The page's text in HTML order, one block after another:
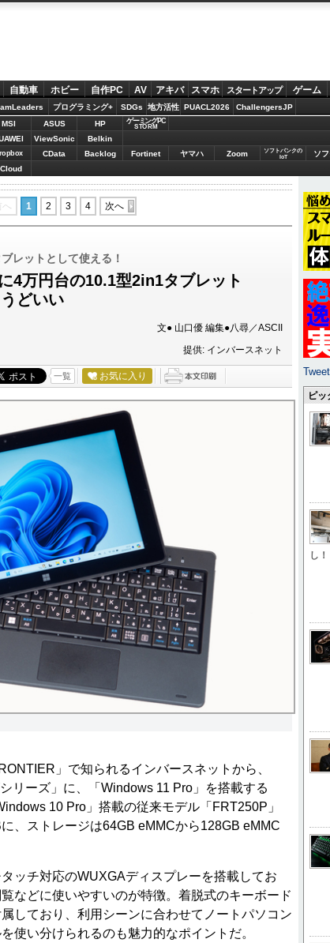
自動車 ホビー 自作PC AV アキバ スマホ スタートアップ ゲーム
プログラミング+ SDGs 地方活性 PUACL2026 ChallengersJP
MSI ASUS HP ゲーミングPC
STORM
ViewSonic Belkin
CData Backlog Fortinet ヤマハ Zoom
ソフトバンクの
IoT
ソ
へ 1 2 3 4 次へ
レットとして使える！
4万円台の10.1型2in1タブレット
どいい
文● 山口優 編集●八尋／ASCII
提供: インバースネット
一覧 お気に入り
」で知られるインバースネットから、
リーズ」に、「Windows 11 Pro」を搭載する
10 Pro」搭載の従来モデル「FRT250P」
、ストレージは64GB eMMCから128GB eMMC
ッチ対応のWUXGAディスプレーを搭載してお
などに使いやすいのが特徴。着脱式のキーボード
しており、利用シーンに合わせてノートパソコン
使い分けられるのも魅力的なポイントだ。
ピッ
し！